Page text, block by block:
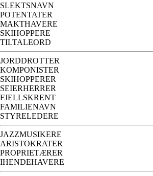
SLEKTSNAVN
POTENTATER
MAKTHAVERE
SKIHOPPERE
TILTALEORD
JORDDROTTER
KOMPONISTER
SKIHOPPERER
SEIERHERRER
FJELLSKRENT
FAMILIENAVN
STYRELEDERE
JAZZMUSIKERE
ARISTOKRATER
PROPRIETÆRER
IHENDEHAVERE